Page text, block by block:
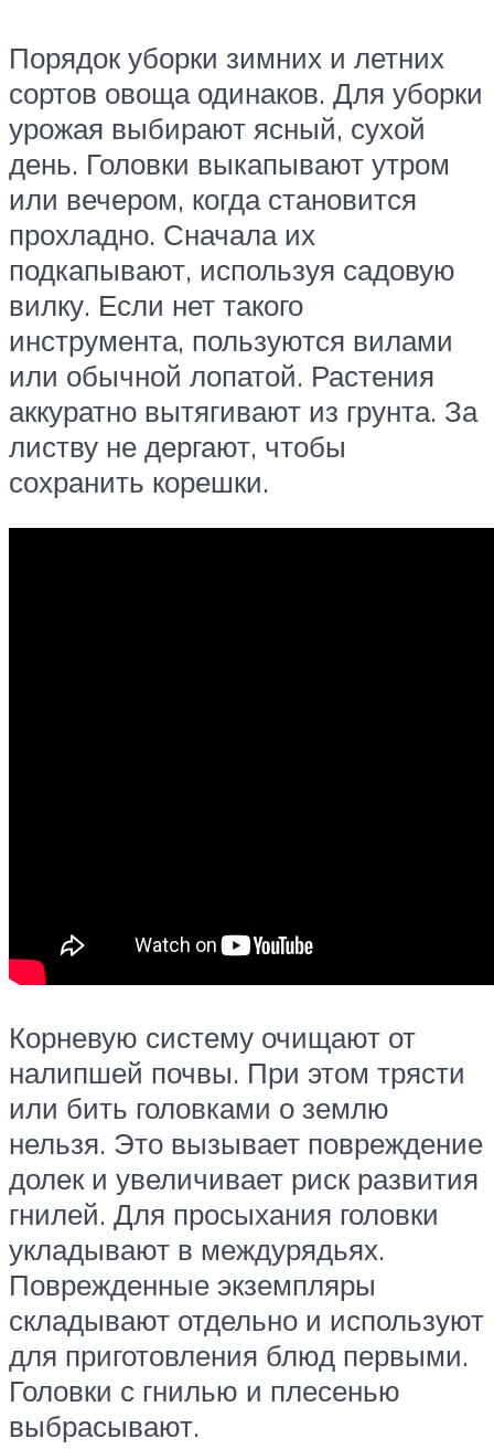
Порядок уборки зимних и летних
сортов овоща одинаков. Для уборки
урожая выбирают ясный, сухой
день. Головки выкапывают утром
или вечером, когда становится
прохладно. Сначала их
подкапывают, используя садовую
вилку. Если нет такого
инструмента, пользуются вилами
или обычной лопатой. Растения
аккуратно вытягивают из грунта. За
листву не дергают, чтобы
сохранить корешки.
Корневую систему очищают от
налипшей почвы. При этом трясти
или бить головками о землю
нельзя. Это вызывает повреждение
долек и увеличивает риск развития
гнилей. Для просыхания головки
укладывают в междурядьях.
Поврежденные экземпляры
складывают отдельно и используют
для приготовления блюд первыми.
Головки с гнилью и плесенью
выбрасывают.